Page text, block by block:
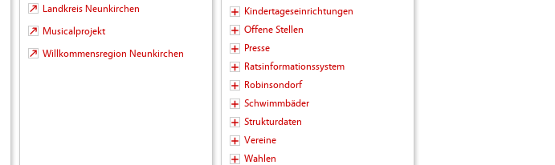
Landkreis Neunkirchen
Musicalprojekt
Willkommensregion Neunkirchen
Kindertageseinrichtungen
Offene Stellen
Presse
Ratsinformationssystem
Robinsondorf
Schwimmbäder
Strukturdaten
Vereine
Wahlen